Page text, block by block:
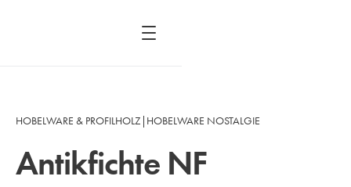
HOBELWARE & PROFILHOLZ | HOBELWARE NOSTALGIE
Antikfichte NF